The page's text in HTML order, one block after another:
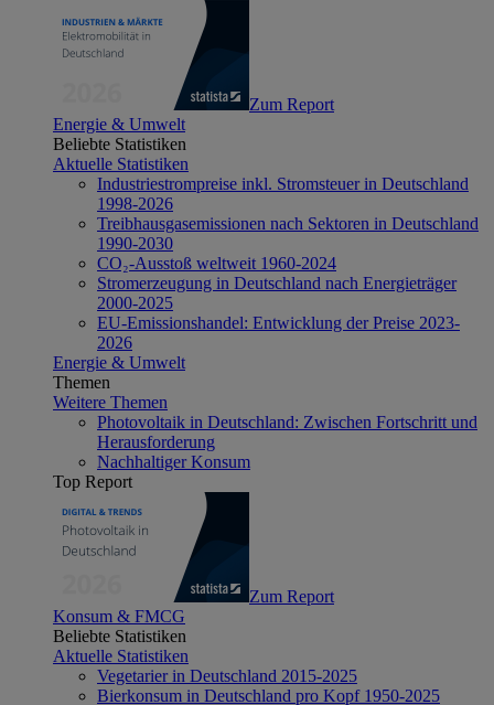
Zum Report
Energie & Umwelt
Beliebte Statistiken
Aktuelle Statistiken
Industriestrompreise inkl. Stromsteuer in Deutschland
1998-2026
Treibhausgasemissionen nach Sektoren in Deutschland
1990-2030
CO₂-Ausstoß weltweit 1960-2024
Stromerzeugung in Deutschland nach Energieträger
2000-2025
EU-Emissionshandel: Entwicklung der Preise 2023-
2026
Energie & Umwelt
Themen
Weitere Themen
Photovoltaik in Deutschland: Zwischen Fortschritt und
Herausforderung
Nachhaltiger Konsum
Top Report
Zum Report
Konsum & FMCG
Beliebte Statistiken
Aktuelle Statistiken
Vegetarier in Deutschland 2015-2025
Bierkonsum in Deutschland pro Kopf 1950-2025